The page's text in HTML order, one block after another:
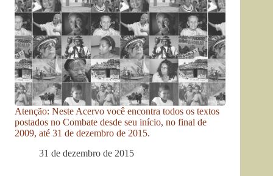
Atenção: Neste Acervo você encontra todos os textos
postados no Combate desde seu início, no final de
2009, até 31 de dezembro de 2015.
31 de dezembro de 2015